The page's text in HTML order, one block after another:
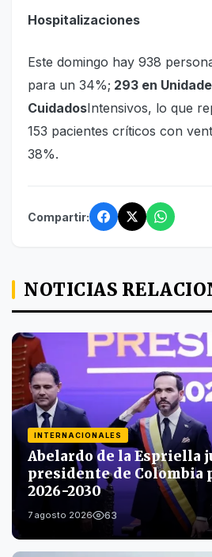
Hospitalizaciones
Este domingo hay 938
para un 34%; 293 en
CuidadosIntensivos, lo que
153 pacientes críticos con
38%.
Compartir:
NOTICIAS
INTERNACIONALES
Abelardo de la Espriella
presidente de Colombia
2026-2030
7 agosto 2026 63